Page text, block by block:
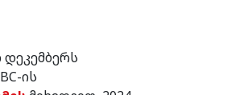
ის